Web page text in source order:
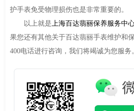
护手表免受物理损伤也是非常重要的。
以上就是 上海百达翡丽保养服务中
果您还有其他关于百达翡丽手表维护和
400电话进行咨询，我们将竭诚为您服务。